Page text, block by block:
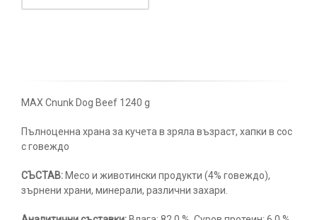
MAX Cnunk Dog Beef 1240 g
Пълноценна храна за кучета в зряла възраст, хапки в сос
с говеждо
СЪСТАВ: Месо и животински продукти (4% говеждо),
зърнени храни, минерали, различни захари.